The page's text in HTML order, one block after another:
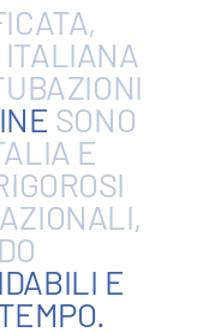
ITALIANA
SONO
E
E